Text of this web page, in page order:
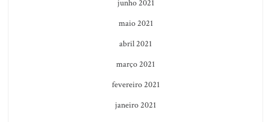
junho 2021
maio 2021
abril 2021
março 2021
fevereiro 2021
janeiro 2021